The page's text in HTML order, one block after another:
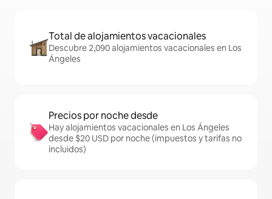
Total de alojamientos vacacionales
Descubre 2,090 alojamientos vacacionales en Los
Ángeles
Precios por noche desde
Hay alojamientos vacacionales en Los Ángeles
desde $20 USD por noche (impuestos y tarifas no
incluidos)